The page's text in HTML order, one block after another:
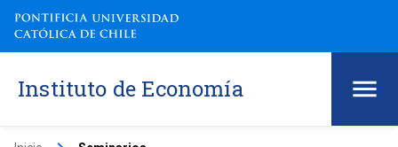
Instituto de Economía